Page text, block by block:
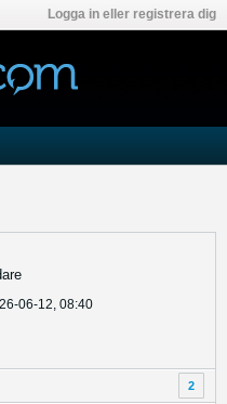
Logga in eller registrera dig
06-12, 08:40
2